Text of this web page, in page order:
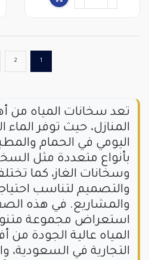
1
2
تعد سخانات المياه من
المنازل، حيث توفر
اليومي في الحمام
بأنواع متعددة مثل
وسخانات الغاز، كما
والتصميم لتناسب
والمشاريع. في هذه
استعراض مجموعة
المياه عالية الجودة من
التجارية في السعودية،